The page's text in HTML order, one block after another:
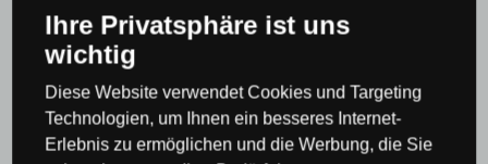
Kronleuchter & Pendelleuchten
rustikalen Stil
Kronleuchter & Pendelleuchten
Retro
Ihre Privatsphäre ist uns
wichtig
Diese Website verwendet Cookies und Targeting
Technologien, um Ihnen ein besseres Internet-
Erlebnis zu ermöglichen und die Werbung, die Sie